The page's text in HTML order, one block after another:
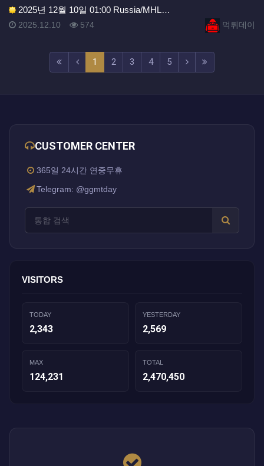
2025년 12월 10일 01:00 Russia/MHL…
등록자먹튀데이
등록일
2025.12.10 조회
574
1 (current)
2 3 4 5 (next)
CUSTOMER CENTER
365일 24시간 연중무휴
Telegram: @ggmtday
VISITORS
TODAY
2,343
YESTERDAY
2,569
MAX
124,231
TOTAL
2,470,450